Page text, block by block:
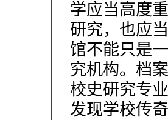
学应当高度
研究，也应
馆不能只是
究机构。档
校史研究专
发现学校传